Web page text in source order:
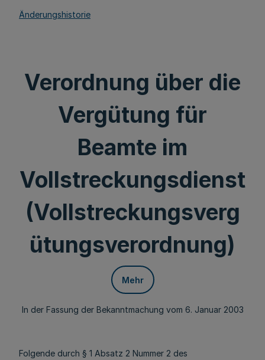
Änderungshistorie
Verordnung über die
Vergütung für
Beamte im
Vollstreckungsdienst
(Vollstreckungsverg
ütungsverordnung)
Mehr
In der Fassung der Bekanntmachung vom 6. Januar 2003
Folgende durch § 1 Absatz 2 Nummer 2 des